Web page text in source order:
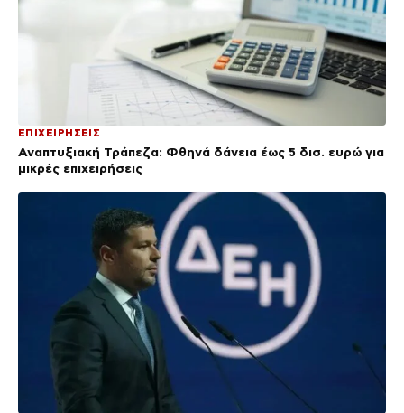
ΕΠΙΧΕΙΡΗΣΕΙΣ
Αναπτυξιακή Τράπεζα: Φθηνά δάνεια έως 5 δισ. ευρώ για
μικρές επιχειρήσεις